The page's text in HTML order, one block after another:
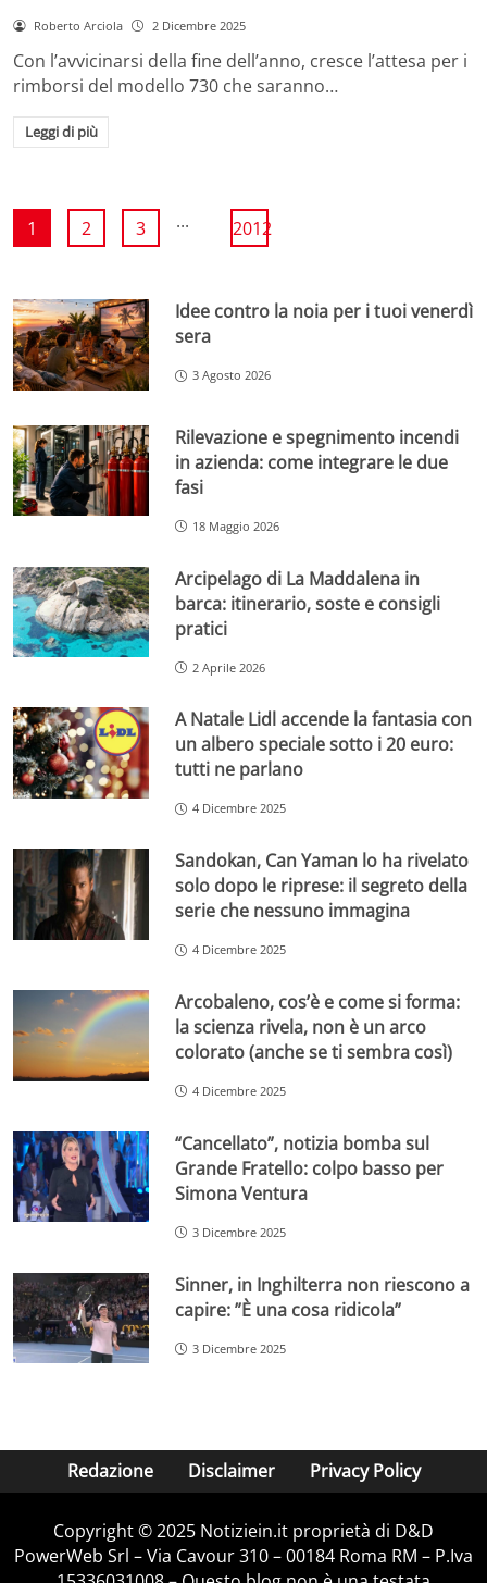
Roberto Arciola 2 Dicembre 2025
Con l’avvicinarsi della fine dell’anno, cresce l’attesa per i
rimborsi del modello 730 che saranno…
Leggi di più
1 2 3 ... 2012
Idee contro la noia per i tuoi venerdì
sera
3 Agosto 2026
Rilevazione e spegnimento incendi
in azienda: come integrare le due
fasi
18 Maggio 2026
Arcipelago di La Maddalena in
barca: itinerario, soste e consigli
pratici
2 Aprile 2026
A Natale Lidl accende la fantasia con
un albero speciale sotto i 20 euro:
tutti ne parlano
4 Dicembre 2025
Sandokan, Can Yaman lo ha rivelato
solo dopo le riprese: il segreto della
serie che nessuno immagina
4 Dicembre 2025
Arcobaleno, cos’è e come si forma:
la scienza rivela, non è un arco
colorato (anche se ti sembra così)
4 Dicembre 2025
“Cancellato”, notizia bomba sul
Grande Fratello: colpo basso per
Simona Ventura
3 Dicembre 2025
Sinner, in Inghilterra non riescono a
capire: ”È una cosa ridicola”
3 Dicembre 2025
Redazione Disclaimer Privacy Policy
Copyright © 2025 Notiziein.it proprietà di D&D
PowerWeb Srl – Via Cavour 310 – 00184 Roma RM – P.Iva